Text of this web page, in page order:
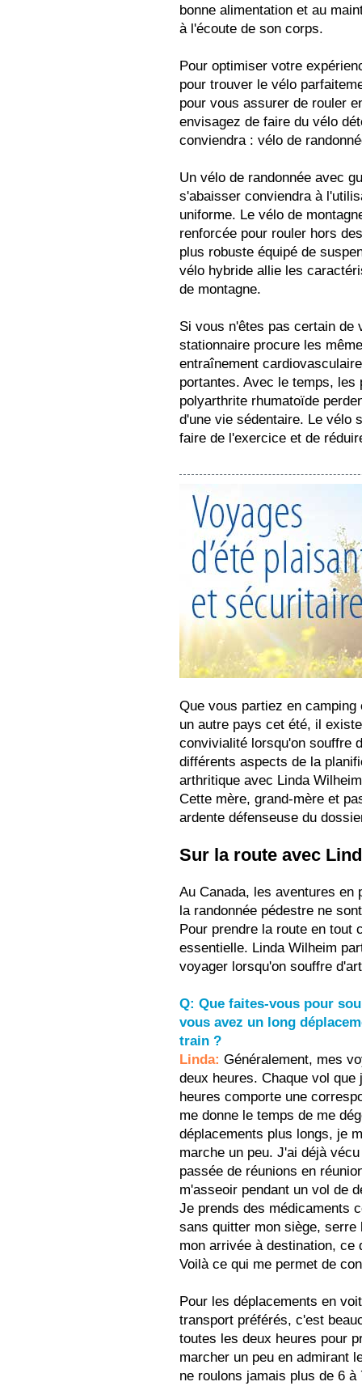
bonne alimentation et au
à l'écoute de son corps.
Pour optimiser votre
pour trouver le vélo
pour vous assurer de rouler
envisagez de faire du vélo
conviendra : vélo de
Un vélo de randonnée avec
s'abaisser conviendra à
uniforme. Le vélo de
renforcée pour rouler hors
plus robuste équipé de
vélo hybride allie les
de montagne.
Si vous n'êtes pas certain de
stationnaire procure les
entraînement
portantes. Avec le temps, les
polyarthrite rhumatoïde
d'une vie sédentaire. Le vélo
faire de l'exercice et de
Que vous partiez en
un autre pays cet été, il
convivialité lorsqu'on souffre
différents aspects de la
arthritique avec Linda
Cette mère, grand-mère et
ardente défenseuse du
Sur la route avec
Au Canada, les aventures en
la randonnée pédestre ne
Pour prendre la route en tout
essentielle. Linda Wilheim
voyager lorsqu'on souffre
Q: Que faites-vous pour
vous avez un long
train ?
Linda: Généralement, mes
deux heures. Chaque vol
heures comporte une
me donne le temps de me
déplacements plus longs, je
marche un peu. J'ai déjà
passée de réunions en
m'asseoir pendant un vol de
Je prends des médicaments
sans quitter mon siège,
mon arrivée à destination, ce
Voilà ce qui me permet de
Pour les déplacements en
transport préférés, c'est
toutes les deux heures pour
marcher un peu en admirant
ne roulons jamais plus de 6